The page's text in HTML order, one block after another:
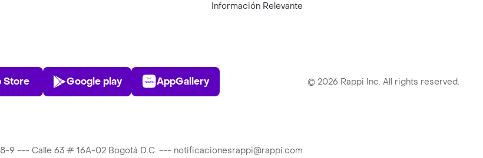
Información Relevante
App Store
Store
Play Store
Google play
AppGallery
AppGallery © 2026 Rappi Inc. All rights reserved.
9 --- Calle 63 # 16A-02 Bogotá D.C. --- notificacionesrappi@rappi.com